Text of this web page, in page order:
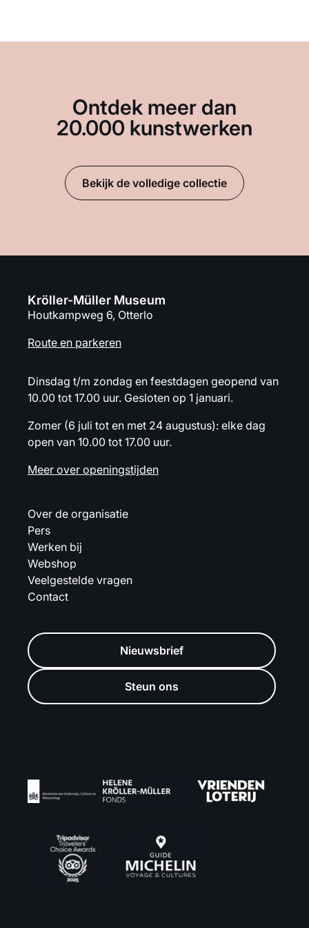
Ontdek meer dan
20.000 kunstwerken
Bekijk de volledige collectie
Kröller-Müller Museum
Houtkampweg 6, Otterlo
Route en parkeren
Dinsdag t/m zondag en feestdagen geopend van
10.00 tot 17.00 uur. Gesloten op 1 januari.
Zomer (6 juli tot en met 24 augustus): elke dag
open van 10.00 tot 17.00 uur.
Meer over openingstijden
Over de organisatie
Pers
Werken bij
Webshop
Veelgestelde vragen
Contact
Nieuwsbrief
Steun ons